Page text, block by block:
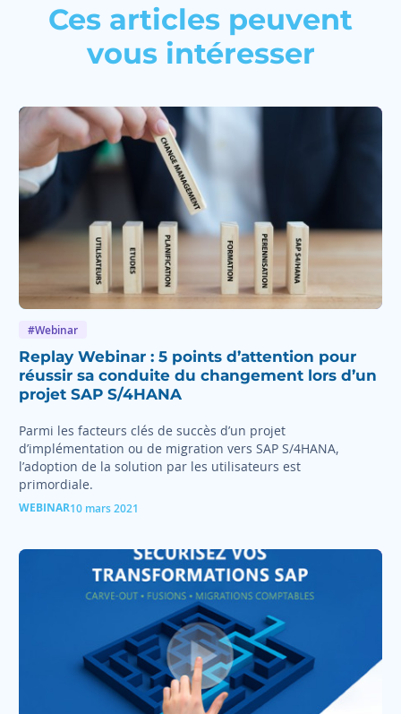
Ces articles peuvent
vous intéresser
#Webinar
Replay Webinar : 5 points d’attention pour
réussir sa conduite du changement lors d’un
projet SAP S/4HANA
Parmi les facteurs clés de succès d’un projet
d’implémentation ou de migration vers SAP S/4HANA,
l’adoption de la solution par les utilisateurs est
primordiale.
WEBINAR10 mars 2021